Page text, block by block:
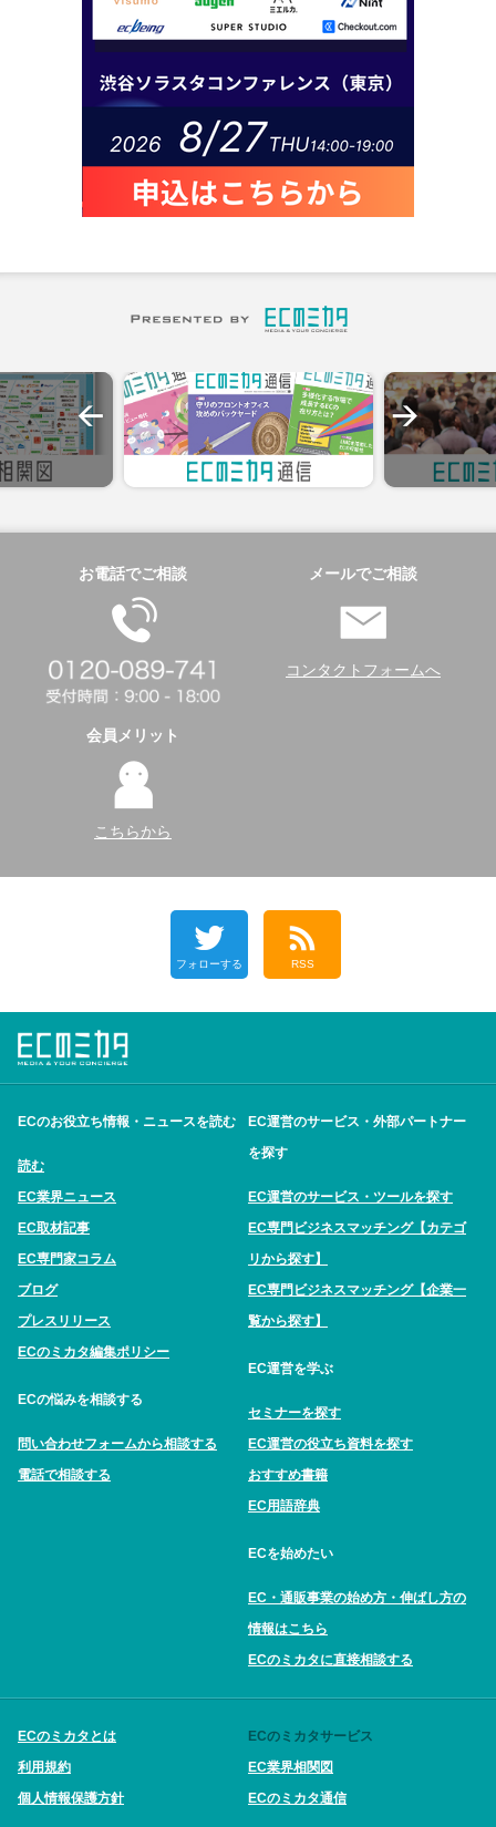
お電話でご相談 メールでご相談
コンタクトフォームへ
会員メリット
こちらから
フォローする RSS
ECのお役立ち情報・ニュースを読む
読む
EC業界ニュース
EC取材記事
EC専門家コラム
ブログ
プレスリリース
ECのミカタ編集ポリシー
ECの悩みを相談する
問い合わせフォームから相談する
電話で相談する
EC運営のサービス・外部パートナー
を探す
EC運営のサービス・ツールを探す
EC専門ビジネスマッチング【カテゴ
リから探す】
EC専門ビジネスマッチング【企業一
覧から探す】
EC運営を学ぶ
セミナーを探す
EC運営の役立ち資料を探す
おすすめ書籍
EC用語辞典
ECを始めたい
EC・通販事業の始め方・伸ばし方の
情報はこちら
ECのミカタに直接相談する
ECのミカタとは
利用規約
個人情報保護方針
ECのミカタサービス
EC業界相関図
ECのミカタ通信